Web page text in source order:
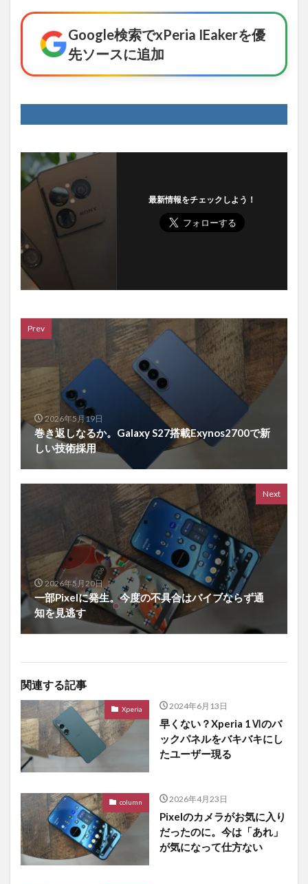
Google検索でxPeria IEakerを優
先ソースに追加
最新情報をチェックしよう！
Prev
2026年5月19日
巻き返しなるか。Galaxy S27搭載Exynos2700で新
しい技術採用
Next
2026年5月20日
一部Pixelに発生。今度の不具合はバイブならず通
知を見逃す
関連する記事
Xperia 2024年6月13日
早くない？Xperia 1Ⅵのバ
ックパネルをバキバキにし
たユーザー現る
column 2026年4月23日
Pixelのカメラがお気に入り
だったのに。今は「あれ」
が気になって仕方ない